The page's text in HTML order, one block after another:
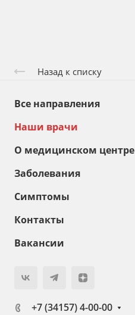
Назад к списку
Все направления
Наши врачи
О медицинском центре
Заболевания
Симптомы
Контакты
Вакансии
+7 (34157) 4-00-00